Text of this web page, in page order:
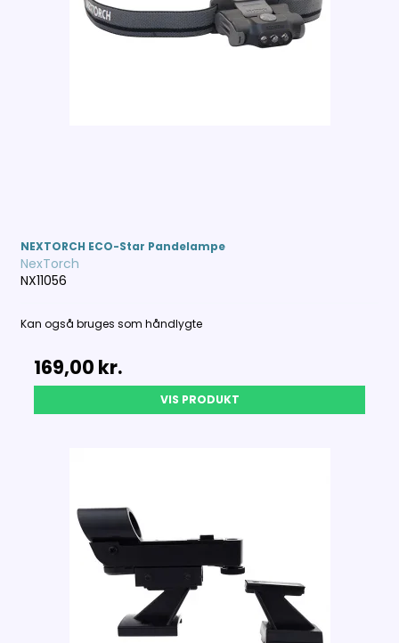
NEXTORCH ECO-Star Pandelampe
NexTorch
NX11056
Kan også bruges som håndlygte
169,00 kr.
VIS PRODUKT